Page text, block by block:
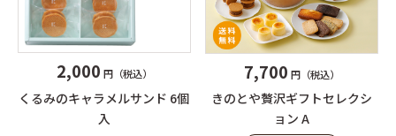
2,000 円（税込）
くるみのキャラメルサンド 6個
入
7,700 円（税込）
きのとや贅沢ギフトセレクシ
ョン A